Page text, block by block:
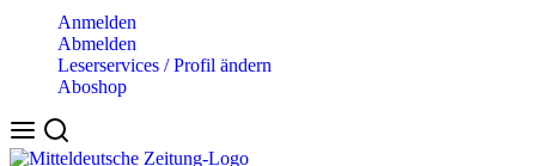
Anmelden
Abmelden
Leserservices / Profil ändern
Aboshop